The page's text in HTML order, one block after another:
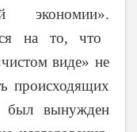
экономии».
на то, что
виде» не
происходящих
был вынужден